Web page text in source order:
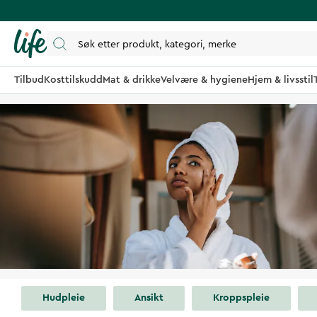
Tilbud Kosttilskudd Mat & drikkeVelvære & hygieneHjem & livsstil
Hudpleie Ansikt Kroppspleie